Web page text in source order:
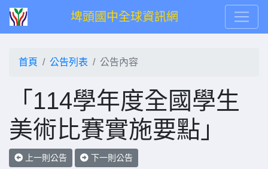
埤頭國中全球資訊網
首頁 公告列表 公告內容
「114學年度全國學生
美術比賽實施要點」
上一則公告 下一則公告